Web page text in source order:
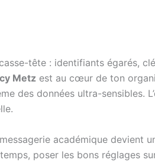
tête : identifiants égarés,
Metz est au cœur de ton
des données ultra-sensibles.
académique devient
poser les bons réglages